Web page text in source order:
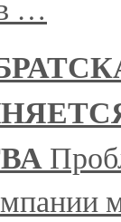
…